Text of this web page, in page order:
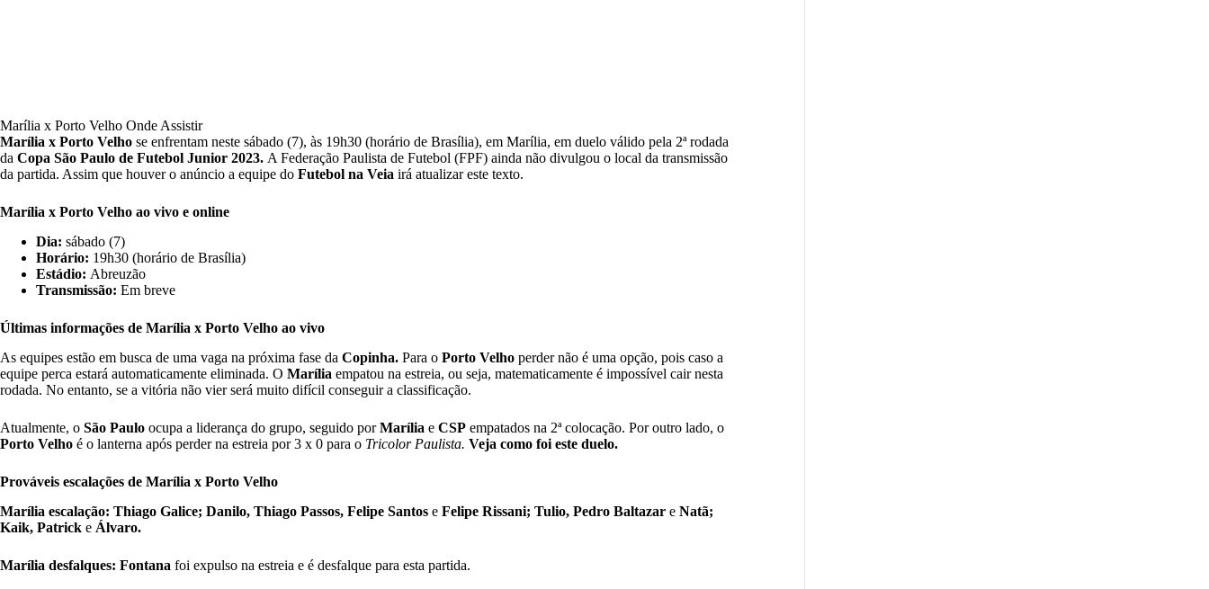
Marília x Porto Velho Onde Assistir
Marília x Porto Velho se enfrentam neste sábado (7), às 19h30 (horário de Brasília), em Marília, em duelo válido pela 2ª rodada
da Copa São Paulo de Futebol Junior 2023. A Federação Paulista de Futebol (FPF) ainda não divulgou o local da transmissão
da partida. Assim que houver o anúncio a equipe do Futebol na Veia irá atualizar este texto.
Marília x Porto Velho ao vivo e online
Dia: sábado (7)
Horário: 19h30 (horário de Brasília)
Estádio: Abreuzão
Transmissão: Em breve
Últimas informações de Marília x Porto Velho ao vivo
As equipes estão em busca de uma vaga na próxima fase da Copinha. Para o Porto Velho perder não é uma opção, pois caso a
equipe perca estará automaticamente eliminada. O Marília empatou na estreia, ou seja, matematicamente é impossível cair nesta
rodada. No entanto, se a vitória não vier será muito difícil conseguir a classificação.
Atualmente, o São Paulo ocupa a liderança do grupo, seguido porMarília e CSP empatados na 2ª colocação. Por outro lado, o
Porto Velho é o lanterna após perder na estreia por 3 x 0 para o Tricolor Paulista. Veja como foi este duelo.
Prováveis escalações de Marília x Porto Velho
Marília escalação: Thiago Galice; Danilo, Thiago Passos, Felipe Santos e Felipe Rissani; Tulio, Pedro Baltazar e Natã;
Kaik, Patrick e Álvaro.
Marília desfalques: Fontana foi expulso na estreia e é desfalque para esta partida.